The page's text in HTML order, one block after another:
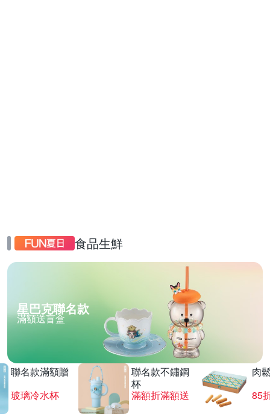
食品生鮮
星巴克聯名款
滿額送盲盒
聯名款滿額贈
玻璃冷水杯
聯名款不鏽鋼
杯
滿額折滿額送
肉
85